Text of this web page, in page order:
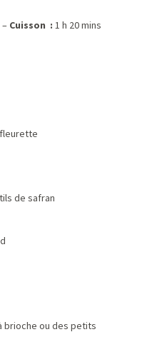
– Cuisson : 1 h 20 mins
de safran
brioche ou des petits